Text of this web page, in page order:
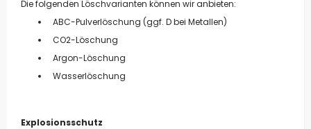
Die folgenden Löschvarianten können wir anbieten:
ABC-Pulverlöschung (ggf. D bei Metallen)
CO2-Löschung
Argon-Löschung
Wasserlöschung
Explosionsschutz